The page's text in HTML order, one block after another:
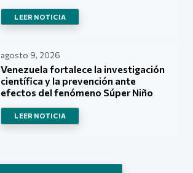
LEER NOTICIA
agosto 9, 2026
Venezuela fortalece la investigación
científica y la prevención ante
efectos del fenómeno Súper Niño
LEER NOTICIA